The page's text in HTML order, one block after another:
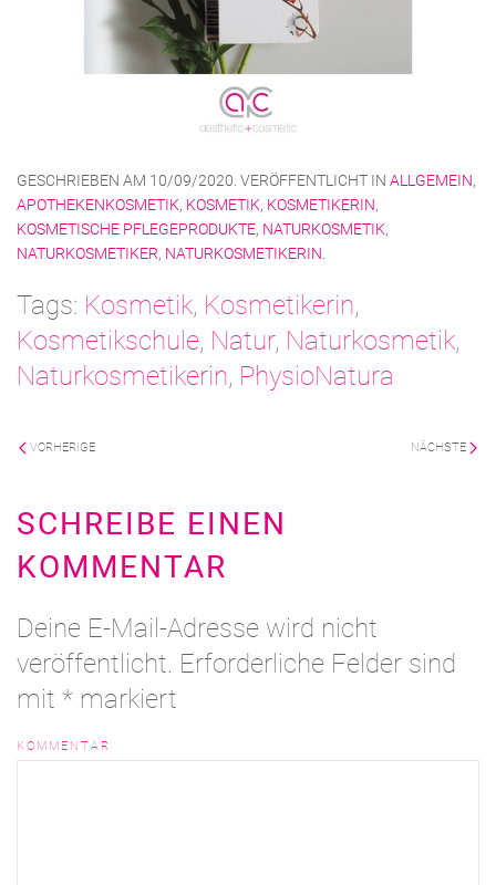
GESCHRIEBEN AM 10/09/2020 . VERÖFFENTLICHT IN ALLGEMEIN,
APOTHEKENKOSMETIK, KOSMETIK, KOSMETIKERIN,
KOSMETISCHE PFLEGEPRODUKTE, NATURKOSMETIK,
NATURKOSMETIKER, NATURKOSMETIKERIN
Tags: Kosmetik, Kosmetikerin,
Kosmetikschule, Natur, Naturkosmetik,
Naturkosmetikerin, PhysioNatura
VORHERIGE NÄCHSTE
SCHREIBE EINEN
KOMMENTAR
Deine E-Mail-Adresse wird nicht
veröffentlicht. Erforderliche Felder sind
mit * markiert
KOMMENTAR